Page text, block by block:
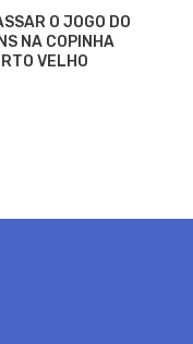
O JOGO DO
NA COPINHA
VELHO